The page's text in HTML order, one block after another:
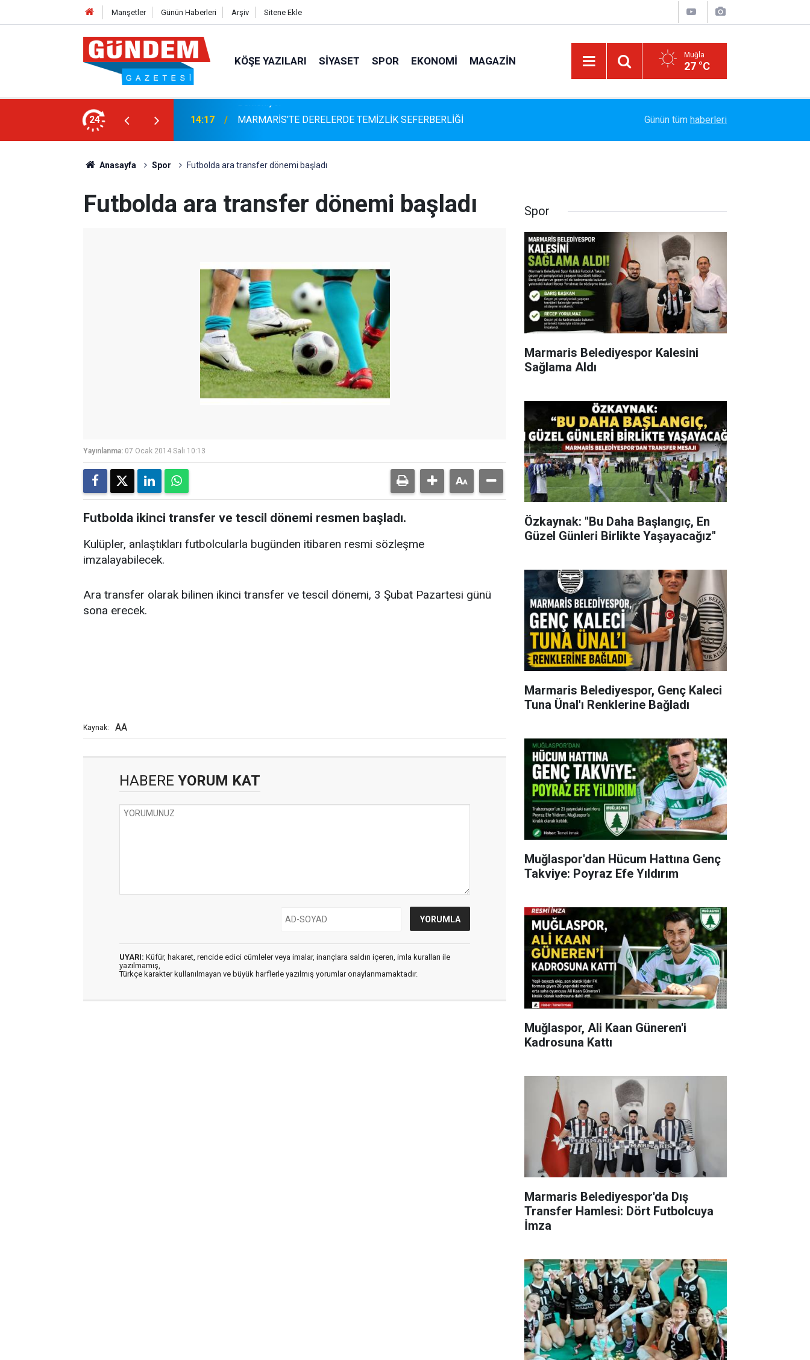
Manşetler Günün Haberleri Arşiv Sitene Ekle
KÖŞE YAZILARI SIYASET SPOR EKONOMI MAGAZIN Muğla
27 °C
24
9 Bin 500 Yolcu ve Mürettebat
14:17 MARMARİS'TE DERELERDE TEMİZLİK SEFERBERLİĞİ Bayram Arıcı: "Biz Bir Aileyiz" Anlayışıyla 12
Günün tüm haberleri
Anasayfa Spor Futbolda ara transfer dönemi başladı
Futbolda ara transfer dönemi başladı
Yayınlanma: 07 Ocak 2014 Salı 10:13
Futbolda ikinci transfer ve tescil dönemi resmen başladı.
Kulüpler, anlaştıkları futbolcularla bugünden itibaren resmi sözleşme
imzalayabilecek.
Ara transfer olarak bilinen ikinci transfer ve tescil dönemi, 3 Şubat Pazartesi günü
sona erecek.
Kaynak: AA
HABERE YORUM KAT
UYARI: Küfür, hakaret, rencide edici cümleler veya imalar, inançlara saldırı içeren, imla kuralları ile
yazılmamış,
Türkçe karakter kullanılmayan ve büyük harflerle yazılmış yorumlar onaylanmamaktadır.
Spor
Marmaris Belediyespor Kalesini
Sağlama Aldı
Özkaynak: "Bu Daha Başlangıç, En
Güzel Günleri Birlikte Yaşayacağız"
Marmaris Belediyespor, Genç Kaleci
Tuna Ünal'ı Renklerine Bağladı
Muğlaspor'dan Hücum Hattına Genç
Takviye: Poyraz Efe Yıldırım
Muğlaspor, Ali Kaan Güneren'i
Kadrosuna Kattı
Marmaris Belediyespor'da Dış
Transfer Hamlesi: Dört Futbolcuya
İmza